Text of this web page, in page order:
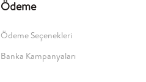
Ödeme
Ödeme Seçenekleri
Banka Kampanyaları